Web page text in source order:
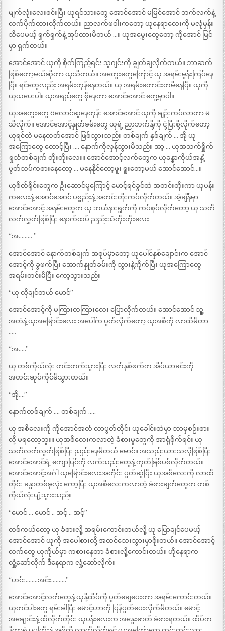
မျက်လုံးလေးစင်းပြီး ယုရင်သားတွေ အောင်အောင် မမြင်အောင် ဘက်လက်နဲ့
လက်ပိုက်ထားလိုက်တယ်။ ညာလက်ဖဝါးကတော့ ယုနေရာလေးကို မလုံမှန်း
သိပေမယ့် ရှက်ရှက်နဲ့ အုပ်ထားမိတယ် …။ ယုအမွှေးတွေတော့ ကိုအောင် မြင်
မှာ ရှက်တယ်။
အောင်အောင် ယုကို စိုက်ကြည့်ရင်း သူဂျင်းကို ချွတ်ချလိုက်တယ်။ ဘာဆက်
ဖြစ်တော့မယ်ဆိုတာ ယုသိတယ်။ အတွေးတွေကြောင့် ယု အရမ်းမွန်းကြပ်နေ
ပြီ။ ရင်တွေလည်း အရမ်းတုန်နေတယ်။ ယု အရမ်းတောင်းတမိနေပြီ။ ယုကို
ယုယပေးပါ။ ယုအရည်တွေ စိုနေတာ အောင်အောင် တွေ့မှာပါ။
ယုအတွေးတွေ ဗလောင်ဆူနေတုန်း အောင်အောင် ယုကို ချဉ်းကပ်လာတာ မ
သိလိုက်။ အောင်အောင့်နှုတ်ခမ်းတွေ ယုရဲ့ ညာဘက်နို့ကို ငုံ့ပြီးစို့လိုက်တော့
ယုရင်ထဲ မနေတတ်အောင် ဖြစ်သွားသည်။ တစ်ချက် နှစ်ချက် … အို ယု
အကြောတွေ တောင့်ပြီး …. နောက်ကိုလှန်သွားမိသည်။ အာ့ … ယုအသက်ရှိုက်
ရှုသံတစ်ချက် တိုးတိုးလေး။ အောင်အောင့်လက်တွေက ယုခန္ဓာကိုယ်အနှံ့
ပွတ်သပ်ကစားနေတော့ … မနေနိုင်တော့ဖူး ရူးတော့မယ် အောင်အောင်…။
ယုစိတ်ရိုင်းတွေက ဦးဆောင်မှုကြောင့် မောင့်ရင်ခွင်ထဲ အတင်းတိုးကာ ယုပန်း
ကလေးနဲ့ အောင်အောင် ပစ္စည်းနဲ့ အတင်းတိုးကပ်လိုက်တယ်။ အဲ့ချိန်မှာ
အောင်အောင့် အနမ်းတွေက ယု ဘယ်နားရွက်ကို ကပ်စုပ်လိုက်တော့ ယု သတိ
လက်လွှတ်ဖြစ်ပြီး နောက်ထပ် ညည်းသံတိုးတိုးလေး
“အ……… ”
အောင်အောင် နောက်တစ်ချက် အစုပ်မှာတော့ ယုပေါင်နှစ်ချောင်းက အောင်
အောင့်ကို ခွဖက်ပြီး အောက်နှုတ်ခမ်းကို သွားနဲ့ကိုက်ပြီး ယုအကြောတွေ
အရမ်းတင်းမိပြီး ကော့သွားသည်။
“ယု လိုချင်တယ် မောင်”
အောင်အောင့်ကို မကြားတကြားလေး ပြောလိုက်တယ်။ အောင်အောင် သူ့
အတံနဲ့ ယုအမြောင်းလေး အပေါ်က ပွတ်လိုက်တော့ ယုအစိကို လာထိမိတာ
…..
“အ…..”
ယု တစ်ကိုယ်လုံး တင်းတက်သွားပြီး လက်နှစ်ဖက်က အိပ်ယာခင်းကို
အတင်းဆုပ်ကိုင်မိသွားတယ်။
“အို….”
နောက်တစ်ချက် …. တစ်ချက် …..
ယု အစိလေးကို ကိုအောင်အတံ လာပွတ်တိုင်း ယုခေါင်းထဲမှာ ဘာမှစဉ်းစား
လို့ မရတော့ဘူး။ ယုအစိလေးကလာတဲ့ ခံစားမှုတွေကို အာရုံစိုက်ရင်း ယု
သတိလက်လွတ်ဖြစ်ပြီး ညည်းနေမိတယ် မောင်။ အသည်းယားသလိုဖြစ်ပြီး
အောင်အောင်ရဲ့ ကျောပြင်ကို လက်သည်းတွေနဲ့ ကုတ်ခြစ်ပစ်လိုက်တယ်။
အောင်အောင့်အင်္ဂါ ယုမြောင်းလေးအတိုင်း ပွတ်ဆွဲပြီး ယုအစိလေးကို လာထိ
တိုင်း ခန္ဓာတစ်ခုလုံး ကော့ပြီး ယုအစိလေးကလာတဲ့ ခံစားချက်တွေက တစ်
ကိုယ်လုံးပျံ့သွားသည်။
“မောင် … မောင် .. အင့် .. အင့်”
တစ်ကယ်တော့ ယု ခံစားလို့ အရမ်းကောင်းတယ်လို့ ယု ပြောချင်ပေမယ့်
အောင်အောင် ယုကို အပေါစားလို့ အထင်သေးသွားမှာစိုးတယ်။ အောင်အောင့်
လက်တွေ ယုကိုယ်မှာ ကစားနေတာ ခံစားလို့ကောင်းတယ်။ ဟိုနေရာက
လှုံ့ဆော်လိုက် ဒီနေရာက လှုံ့ဆော်လိုက်။
“ဟင်း……..အင်း……….”
အောင်အောင့်လက်တွေနဲ့ ယုနို့ထိပ်ကို ပွတ်ချေပေးတာ အရမ်းကောင်းတယ်။
ယုတင်ပါးတွေ ရမ်းခါပြီး မောင့်ဟာကို ပြန်ပွတ်ပေးလိုက်မိတယ်။ မောင့်
အချောင်းနဲ့ ထိလိုက်တိုင်း ယုပန်းလေးက အနွေးဓာတ် ခံစားရတယ်။ ထိပ်က